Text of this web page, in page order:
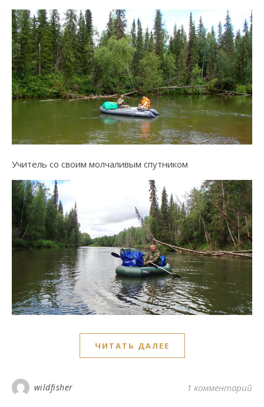
Учитель со своим молчаливым спутником
ЧИТАТЬ ДАЛЕЕ
wildfisher 1 комментарий